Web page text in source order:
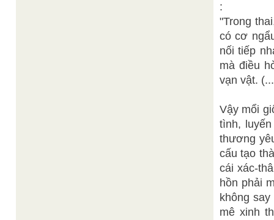
:
"Trong
có cơ
nối tiếp
mà điều
vạn vật.
Vậy mổi
tình,
thương
cấu tạo
cái xác-
hồn phải
không
mê xinh